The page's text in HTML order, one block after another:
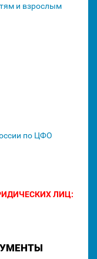
и взрослым
по ЦФО
ЛИЦ: